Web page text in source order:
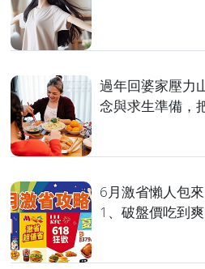
過年回婆家壓力
念與求生準備，
6月激省懶人包
1、破盤價吃到爽